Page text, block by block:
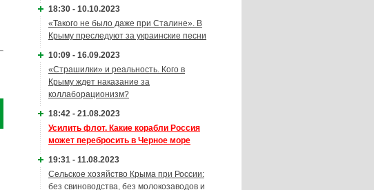
18:30 - 10.10.2023
«Такого не было даже при Сталине». В
Крыму преследуют за украинские песни
10:09 - 16.09.2023
«Страшилки» и реальность. Кого в
Крыму ждет наказание за
коллаборационизм?
18:42 - 21.08.2023
Усилить флот. Какие корабли Россия
может перебросить в Черное море
19:31 - 11.08.2023
Сельское хозяйство Крыма при России:
без свиноводства, без молокозаводов и